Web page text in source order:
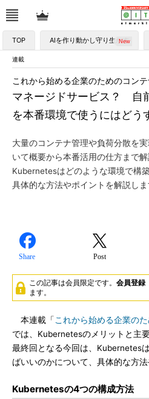
TOP AIを作り動かし守り生かす
連載
マネージドサービス？
を本番環境で使うにはどう
これから始める企業のためのコンテ
大量のコンテナ管理や負荷分散を
いて概要から本番活用の仕方まで
Kubernetesはどのような環境で構
具体的な方法やポイントを解説しま
Share Post
この記事は会員限定です。 会員登録
ます。
本連載「 これから始める企業の
では、Kubernetesのメリットと主
最終回となる今回は、Kubernetes
ばいいのかについて、具体的な方
Kubernetesの4つの構成方法